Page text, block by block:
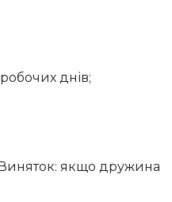
днів;
Виняток: якщо дружина